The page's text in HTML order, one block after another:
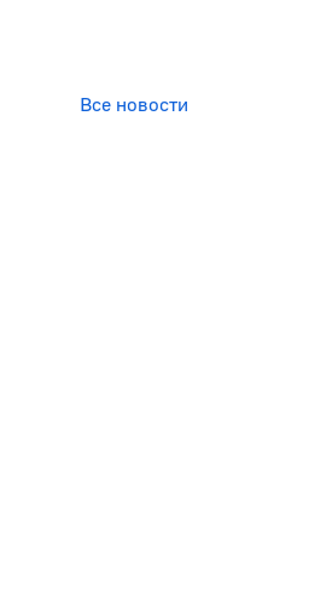
Все новости